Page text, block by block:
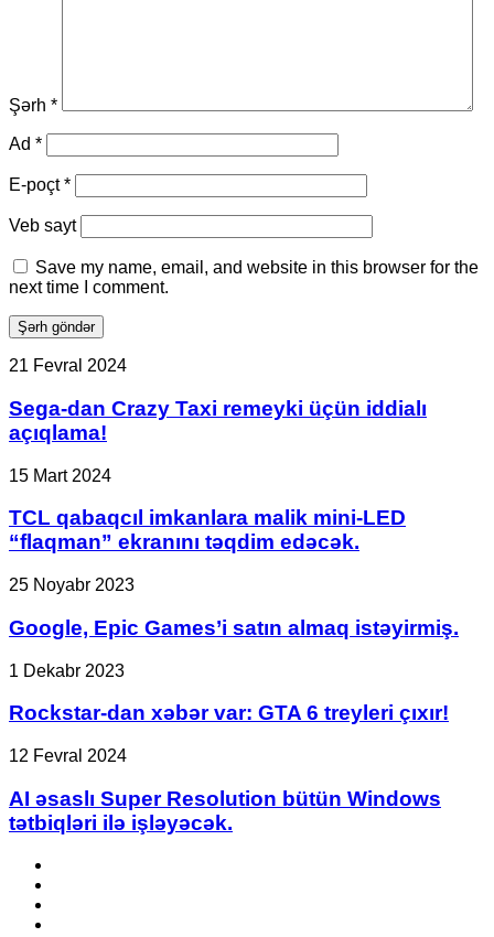
Şərh *
Ad *
E-poçt*
Veb sayt
Save my name, email, and website in this browser for the
next time I comment.
Sega-
Crazy
Taxi
remeyki
iddialı
21 Fevral 2024
Sega-dan Crazy Taxi remeyki üçün iddialı
açıqlama!
TCL
imkanlara
malik
mini-
LED
“flaqman”
təqdim
15 Mart 2024
TCL qabaqcıl imkanlara malik mini-LED
“flaqman” ekranını təqdim edəcək.
Google,
Games’i
satın
almaq
istəyirmiş.
25 Noyabr 2023
Google, Epic Games’i satın almaq istəyirmiş.
Rockstar-
xəbər
GTA
treyleri
çıxır!
1 Dekabr 2023
Rockstar-dan xəbər var: GTA 6 treyleri çıxır!
AI
Super
Resolution
bütün
tətbiqləri
işləyəcək.
12 Fevral 2024
AI əsaslı Super Resolution bütün Windows
tətbiqləri ilə işləyəcək.